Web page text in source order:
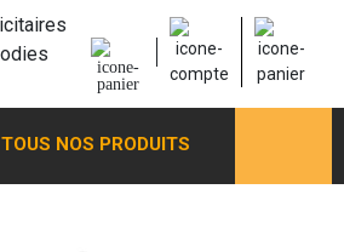
TOUS NOS PRODUITS